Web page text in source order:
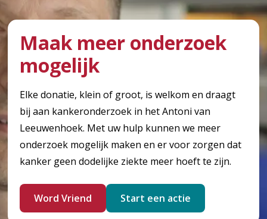
Maak meer onderzoek
mogelijk
Elke donatie, klein of groot, is welkom en draagt
bij aan kankeronderzoek in het Antoni van
Leeuwenhoek. Met uw hulp kunnen we meer
onderzoek mogelijk maken en er voor zorgen dat
kanker geen dodelijke ziekte meer hoeft te zijn.
Word Vriend Start een actie